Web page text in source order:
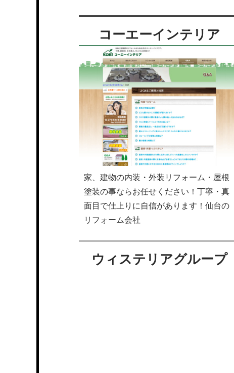
コーエーインテリア
家、建物の内装・外装リフォーム・屋根
塗装の事ならお任せください！丁寧・真
面目で仕上りに自信があります！仙台の
リフォーム会社
ウィステリアグループ